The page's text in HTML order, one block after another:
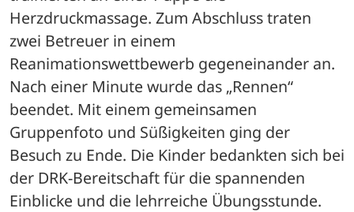
Herzdruckmassage. Zum Abschluss traten
zwei Betreuer in einem
Reanimationswettbewerb gegeneinander an.
Nach einer Minute wurde das „Rennen“
beendet. Mit einem gemeinsamen
Gruppenfoto und Süßigkeiten ging der
Besuch zu Ende. Die Kinder bedankten sich bei
der DRK-Bereitschaft für die spannenden
Einblicke und die lehrreiche Übungsstunde.